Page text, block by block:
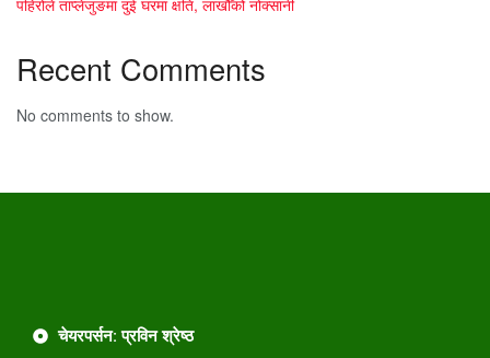
Recent Comments
No comments to show.
चेयरपर्सन: प्रविन श्रेष्ठ